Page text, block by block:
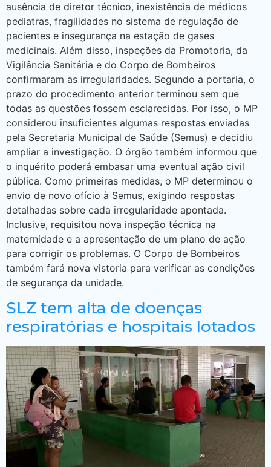
ausência de diretor técnico, inexistência de médicos
pediatras, fragilidades no sistema de regulação de
pacientes e insegurança na estação de gases
medicinais. Além disso, inspeções da Promotoria, da
Vigilância Sanitária e do Corpo de Bombeiros
confirmaram as irregularidades. Segundo a portaria, o
prazo do procedimento anterior terminou sem que
todas as questões fossem esclarecidas. Por isso, o MP
considerou insuficientes algumas respostas enviadas
pela Secretaria Municipal de Saúde (Semus) e decidiu
ampliar a investigação. O órgão também informou que
o inquérito poderá embasar uma eventual ação civil
pública. Como primeiras medidas, o MP determinou o
envio de novo ofício à Semus, exigindo respostas
detalhadas sobre cada irregularidade apontada.
Inclusive, requisitou nova inspeção técnica na
maternidade e a apresentação de um plano de ação
para corrigir os problemas. O Corpo de Bombeiros
também fará nova vistoria para verificar as condições
de segurança da unidade.
SLZ tem alta de doenças
respiratórias e hospitais lotados